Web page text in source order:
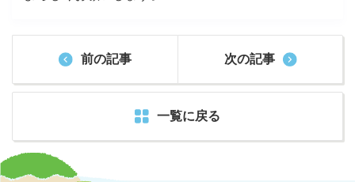
前の記事
一覧に戻る
次の記事